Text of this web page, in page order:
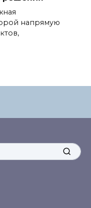
напрямую